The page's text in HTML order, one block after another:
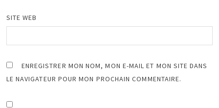
SITE WEB
ENREGISTRER MON NOM, MON E-MAIL ET MON SITE DANS
LE NAVIGATEUR POUR MON PROCHAIN COMMENTAIRE.